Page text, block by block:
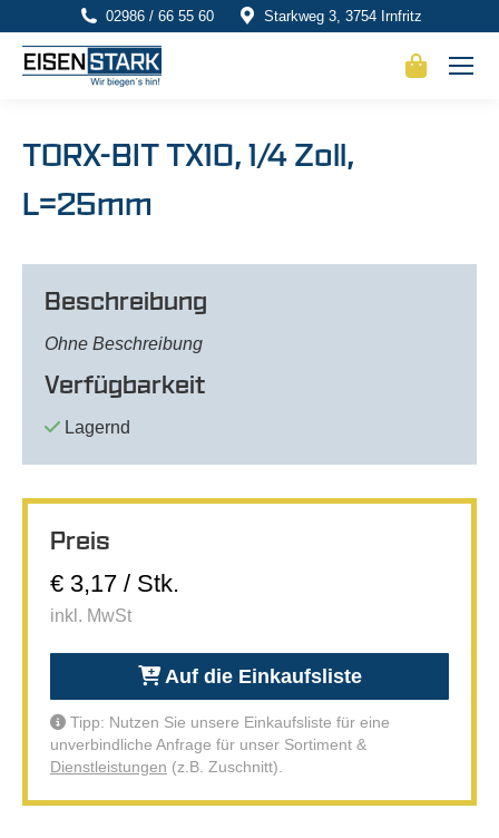
02986 / 66 55 60 Starkweg 3, 3754 Irnfritz
TORX-BIT TX10, 1/4 Zoll,
L=25mm
Beschreibung
Ohne Beschreibung
Verfügbarkeit
Lagernd
Preis
€ 3,17 / Stk.
inkl. MwSt
Auf die Einkaufsliste
Tipp: Nutzen Sie unsere Einkaufsliste für eine
unverbindliche Anfrage für unser Sortiment &
Dienstleistungen (z.B. Zuschnitt).